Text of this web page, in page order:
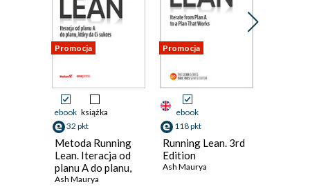
Promocja
ebook książka
32 pkt
Metoda Running
Lean. Iteracja od
planu A do planu,
który da Ci sukces.
Ash Maurya
Promocja
ebook
118 pkt
Running Lean. 3rd
Edition
Ash Maurya